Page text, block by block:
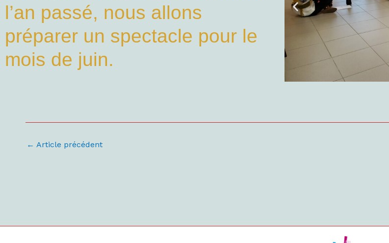
l’an passé, nous allons
préparer un spectacle pour le
mois de juin.
← Article précédent